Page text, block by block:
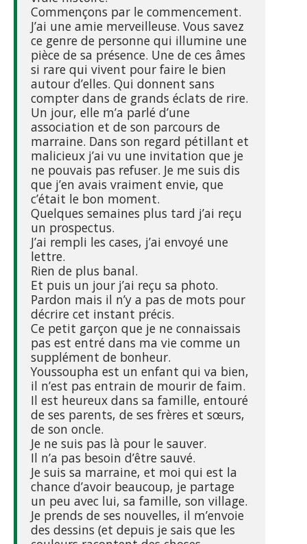
Commençons par le commencement.
J’ai une amie merveilleuse. Vous savez
ce genre de personne qui illumine une
pièce de sa présence. Une de ces âmes
si rare qui vivent pour faire le bien
autour d’elles. Qui donnent sans
compter dans de grands éclats de rire.
Un jour, elle m’a parlé d’une
association et de son parcours de
marraine. Dans son regard pétillant et
malicieux j’ai vu une invitation que je
ne pouvais pas refuser. Je me suis dis
que j’en avais vraiment envie, que
c’était le bon moment.
Quelques semaines plus tard j’ai reçu
un prospectus.
J’ai rempli les cases, j’ai envoyé une
lettre.
Rien de plus banal.
Et puis un jour j’ai reçu sa photo.
Pardon mais il n’y a pas de mots pour
décrire cet instant précis.
Ce petit garçon que je ne connaissais
pas est entré dans ma vie comme un
supplément de bonheur.
Youssoupha est un enfant qui va bien,
il n’est pas entrain de mourir de faim.
Il est heureux dans sa famille, entouré
de ses parents, de ses frères et sœurs,
de son oncle.
Je ne suis pas là pour le sauver.
Il n’a pas besoin d’être sauvé.
Je suis sa marraine, et moi qui est la
chance d’avoir beaucoup, je partage
un peu avec lui, sa famille, son village.
Je prends de ses nouvelles, il m’envoie
des dessins (et depuis je sais que les